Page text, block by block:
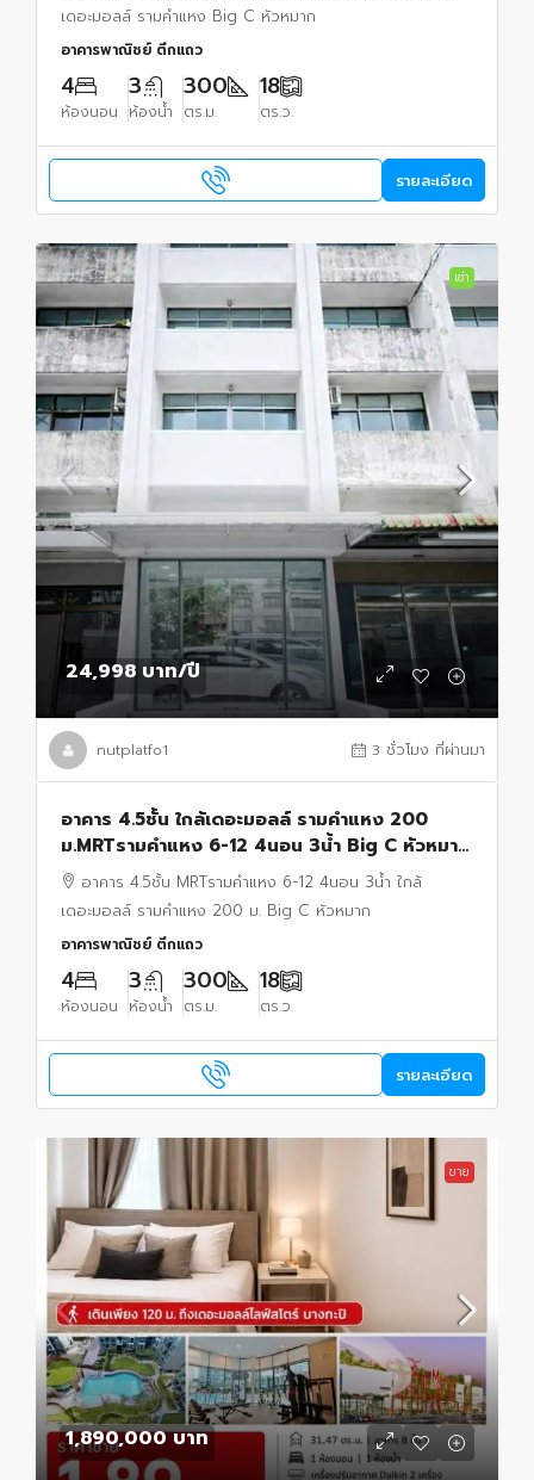
เดอะมอลล์ รามคำแหง Big C หัวหมาก
อาคารพาณิชย์ ตึกแถว
4
ห้องนอน
3
ห้องน้ำ
300
ตร.ม.
18
ตร.ว.
รายละเอียด
เช่า
24,998 บาท/ปี
nutplatfo1 3 ชั่วโมง ที่ผ่านมา
อาคาร 4.5ชั้น ใกล้เดอะมอลล์ รามคำแหง 200
ม.MRTรามคำแหง 6-12 4นอน 3น้ำ Big C หัวหมาก
เชื่อมต่อพระราม9 18ตร.ว. 300 ตร.ม.
อาคาร 4.5ชั้น MRTรามคำแหง 6-12 4นอน 3น้ำ ใกล้
เดอะมอลล์ รามคำแหง 200 ม. Big C หัวหมาก
อาคารพาณิชย์ ตึกแถว
4
ห้องนอน
3
ห้องน้ำ
300
ตร.ม.
18
ตร.ว.
รายละเอียด
ขาย
1,890,000 บาท